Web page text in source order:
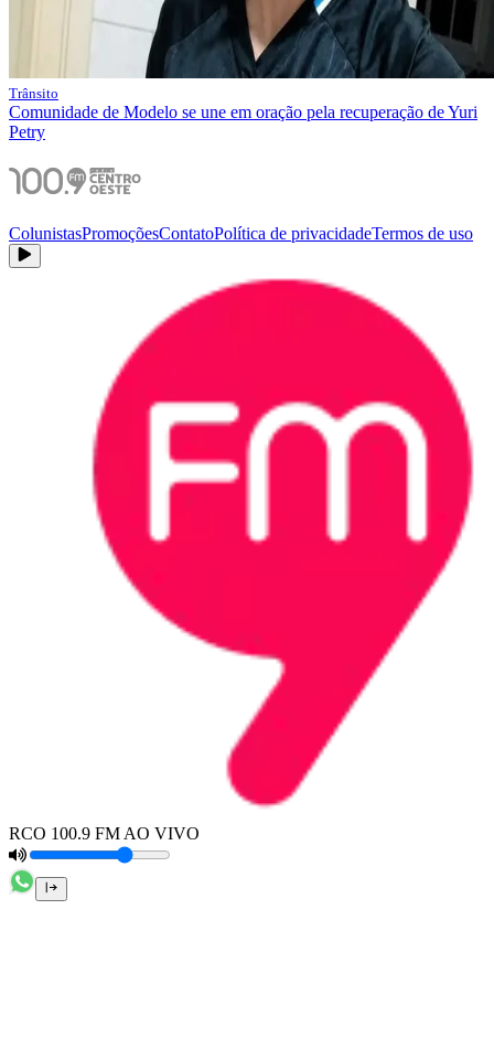
Trânsito
Comunidade de Modelo se une em oração pela recuperação de Yuri
Petry
ColunistasPromoçõesContatoPolítica de privacidadeTermos de uso
RCO 100.9 FM AO VIVO